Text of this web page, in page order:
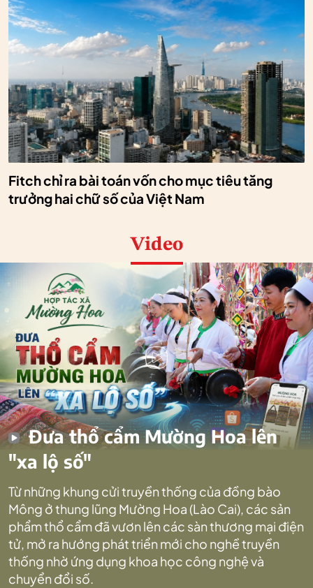
Fitch chỉ ra bài toán vốn cho mục tiêu tăng
trưởng hai chữ số của Việt Nam
Video
Đưa thổ cẩm Mường Hoa lên
"xa lộ số"
Từ những khung cửi truyền thống của đồng bào
Mông ở thung lũng Mường Hoa (Lào Cai), các sản
phẩm thổ cẩm đã vươn lên các sàn thương mại điện
tử, mở ra hướng phát triển mới cho nghề truyền
thống nhờ ứng dụng khoa học công nghệ và
chuyển đổi số.